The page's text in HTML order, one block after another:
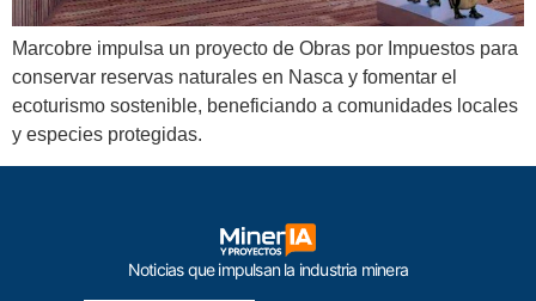
Marcobre impulsa un proyecto de Obras por Impuestos para
conservar reservas naturales en Nasca y fomentar el
ecoturismo sostenible, beneficiando a comunidades locales
y especies protegidas.
Noticias que impulsan la industria minera